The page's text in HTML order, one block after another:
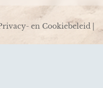
en Cookiebeleid